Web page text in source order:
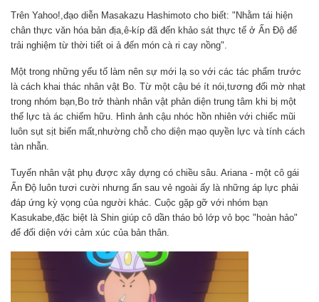
Trên Yahoo!,đạo diễn Masakazu Hashimoto cho biết: "Nhằm tái hiện
chân thực văn hóa bản địa,ê-kíp đã đến khảo sát thực tế ở Ấn Độ để
trải nghiệm từ thời tiết oi ả đến món cà ri cay nồng".
Một trong những yếu tố làm nên sự mới lạ so với các tác phẩm trước
là cách khai thác nhân vật Bo. Từ một cậu bé ít nói,tương đối mờ nhạt
trong nhóm bạn,Bo trở thành nhân vật phản diện trung tâm khi bị một
thế lực tà ác chiếm hữu. Hình ảnh cậu nhóc hồn nhiên với chiếc mũi
luôn sụt sịt biến mất,nhường chỗ cho diện mạo quyền lực và tính cách
tàn nhẫn.
Tuyến nhân vật phụ được xây dựng có chiều sâu. Ariana - một cô gái
Ấn Độ luôn tươi cười nhưng ẩn sau vẻ ngoài ấy là những áp lực phải
đáp ứng kỳ vọng của người khác. Cuộc gặp gỡ với nhóm bạn
Kasukabe,đặc biệt là Shin giúp cô dần tháo bỏ lớp vỏ bọc "hoàn hảo"
để đối diện với cảm xúc của bản thân.